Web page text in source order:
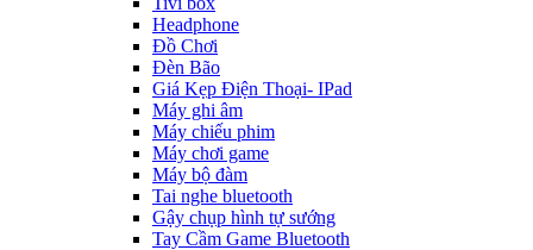
Headphone
Đồ Chơi
Đèn Bão
Giá Kẹp Điện Thoại- IPad
Máy ghi âm
Máy chiếu phim
Máy chơi game
Máy bộ đàm
Tai nghe bluetooth
Gậy chụp hình tự sướng
Tay Cầm Game Bluetooth